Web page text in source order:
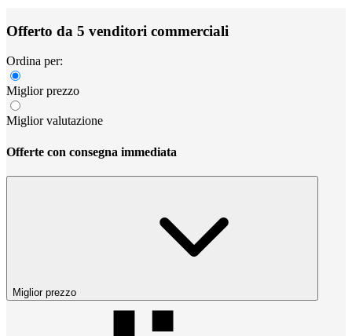
Offerto da 5 venditori commerciali
Ordina per:
Miglior prezzo
Miglior valutazione
Offerte con consegna immediata
Miglior prezzo